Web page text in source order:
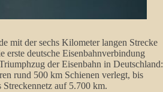
mit der sechs Kilometer langen Strecke
erste deutsche Eisenbahnverbindung
der Eisenbahn in Deutschland:
rund 500 km Schienen verlegt, bis
Streckennetz auf 5.700 km.